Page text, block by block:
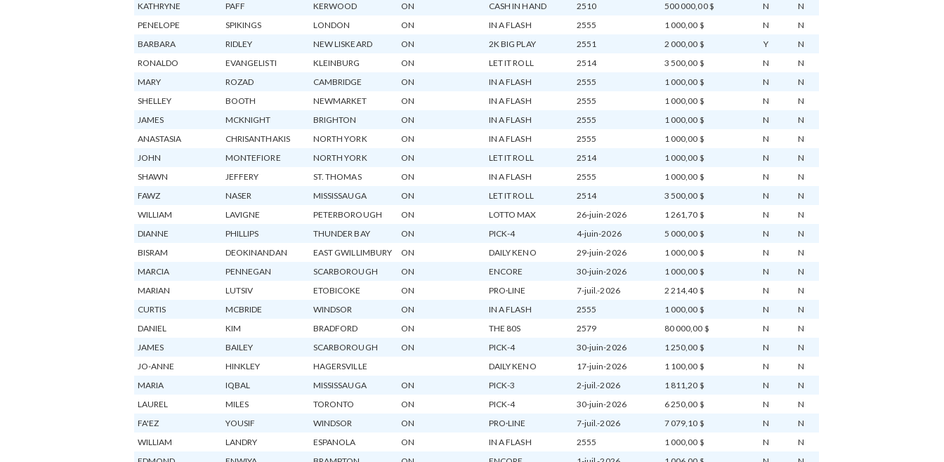
KATHRYNE
PAFF KERWOOD ON CASH IN HAND 2510 500 000,00 $ N
N
PENELOPE
SPIKINGS LONDON ON IN A FLASH 2555 1 000,00 $ N
N
BARBARA
RIDLEY NEW LISKEARD ON 2K BIG PLAY 2551 2 000,00 $ Y
N
RONALDO
EVANGELISTI KLEINBURG ON LET IT ROLL 2514 3 500,00 $ N
N
MARY
ROZAD CAMBRIDGE ON IN A FLASH 2555 1 000,00 $ N
N
SHELLEY
BOOTH NEWMARKET ON IN A FLASH 2555 1 000,00 $ N
N
JAMES
MCKNIGHT BRIGHTON ON IN A FLASH 2555 1 000,00 $ N
N
ANASTASIA
CHRISANTHAKIS NORTH YORK ON IN A FLASH 2555 1 000,00 $ N
N
JOHN
MONTEFIORE NORTH YORK ON LET IT ROLL 2514 1 000,00 $ N
N
SHAWN
JEFFERY ST. THOMAS ON IN A FLASH 2555 1 000,00 $ N
N
FAWZ
NASER MISSISSAUGA ON LET IT ROLL 2514 3 500,00 $ N
N
WILLIAM
LAVIGNE PETERBOROUGH ON LOTTO MAX 26-juin-2026 1 261,70 $ N
N
DIANNE
PHILLIPS THUNDER BAY ON PICK-4 4-juin-2026 5 000,00 $ N
N
BISRAM
DEOKINANDAN EAST GWILLIMBURY ON DAILY KENO 29-juin-2026 1 000,00 $ N
N
MARCIA
PENNEGAN SCARBOROUGH ON ENCORE 30-juin-2026 1 000,00 $ N
N
MARIAN
LUTSIV ETOBICOKE ON PRO·LINE 7-juil.-2026 2 214,40 $ N
N
CURTIS
MCBRIDE WINDSOR ON IN A FLASH 2555 1 000,00 $ N
N
DANIEL
KIM BRADFORD ON THE 80S 2579 80 000,00 $ N
N
JAMES
BAILEY SCARBOROUGH ON PICK-4 30-juin-2026 1 250,00 $ N
N
JO-ANNE
HINKLEY HAGERSVILLE DAILY KENO 17-juin-2026 1 100,00 $ N
N
MARIA
IQBAL MISSISSAUGA ON PICK-3 2-juil.-2026 1 811,20 $ N
N
LAUREL
MILES TORONTO ON PICK-4 30-juin-2026 6 250,00 $ N
N
FA'EZ
YOUSIF WINDSOR ON PRO·LINE 7-juil.-2026 7 079,10 $ N
N
WILLIAM
LANDRY ESPANOLA ON IN A FLASH 2555 1 000,00 $ N
N